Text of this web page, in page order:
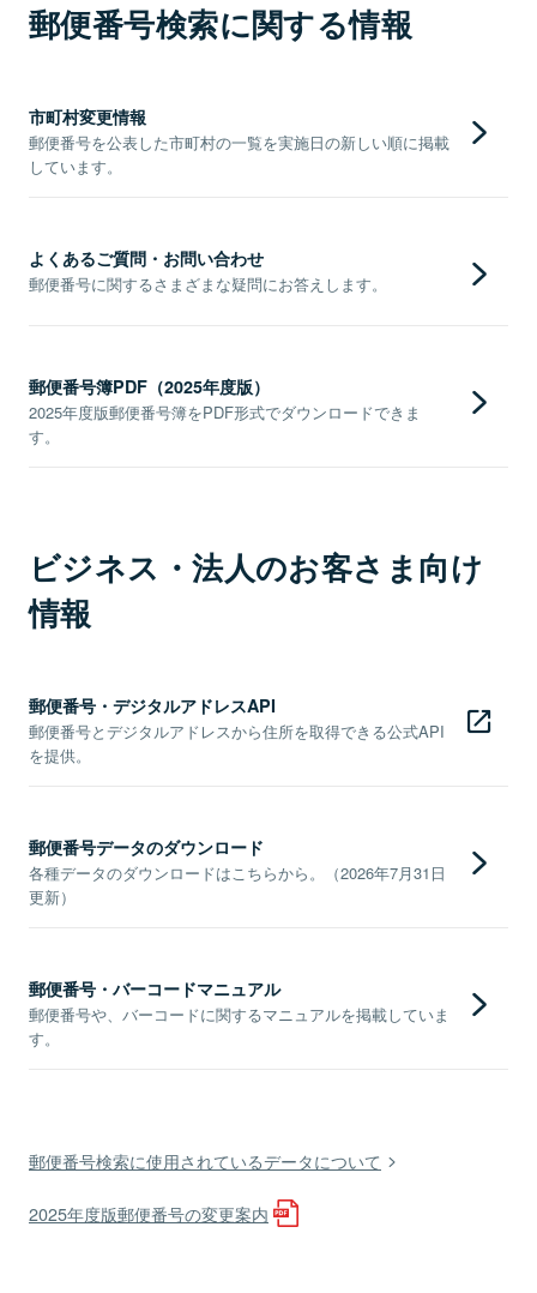
郵便番号検索に関する情報
市町村変更情報
郵便番号を公表した市町村の一覧を実施日の新しい順に掲載
しています。
よくあるご質問・お問い合わせ
郵便番号に関するさまざまな疑問にお答えします。
郵便番号簿PDF（2025年度版）
2025年度版郵便番号簿をPDF形式でダウンロードできま
す。
ビジネス・法人のお客さま向け
情報
郵便番号・デジタルアドレスAPI
郵便番号とデジタルアドレスから住所を取得できる公式API
を提供。
郵便番号データのダウンロード
各種データのダウンロードはこちらから。（2026年7月31日
更新）
郵便番号・バーコードマニュアル
郵便番号や、バーコードに関するマニュアルを掲載していま
す。
郵便番号検索に使用されているデータについて
2025年度版郵便番号の変更案内